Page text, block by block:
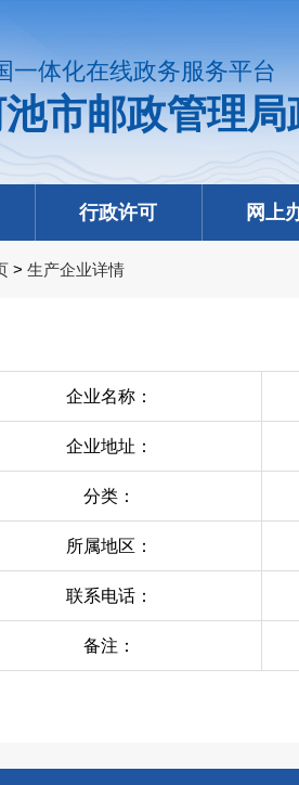
一体化在线政务服务平台
市邮政管理
行政许可 网上
> 生产企业详情
企业名称：
企业地址：
分类：
所属地区：
联系电话：
备注：